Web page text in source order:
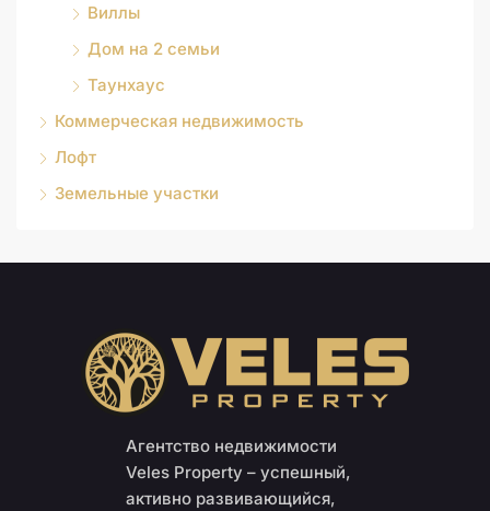
Виллы
Дом на 2 семьи
Таунхаус
Коммерческая недвижимость
Лофт
Земельные участки
Агентство недвижимости
Veles Property – успешный,
активно развивающийся,